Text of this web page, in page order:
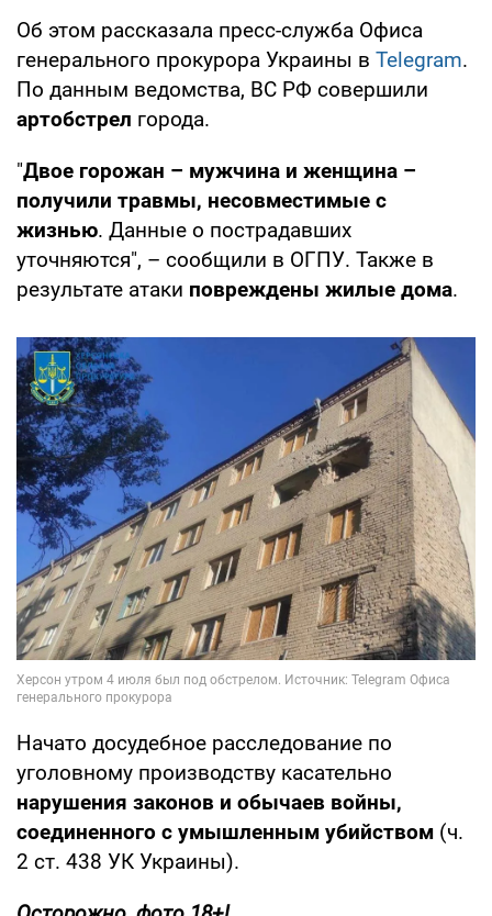
Об этом рассказала пресс-служба Офиса
генерального прокурора Украины в Telegram.
По данным ведомства, ВС РФ совершили
артобстрел города.
"Двое горожан – мужчина и женщина –
получили травмы, несовместимые с
жизнью. Данные о пострадавших
уточняются", – сообщили в ОГПУ. Также в
результате атаки повреждены жилые дома.
Начато досудебное расследование по
уголовному производству касательно
нарушения законов и обычаев войны,
соединенного с умышленным убийством (ч.
2 ст. 438 УК Украины).